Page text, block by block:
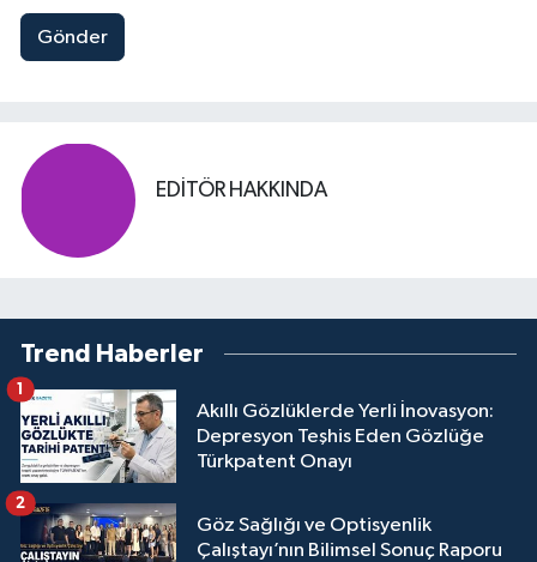
Gönder
EDITÖR HAKKINDA
Trend Haberler
Akıllı Gözlüklerde Yerli İnovasyon:
Depresyon Teşhis Eden Gözlüğe
Türkpatent Onayı
1
Göz Sağlığı ve Optisyenlik
Çalıştayı’nın Bilimsel Sonuç Raporu
2